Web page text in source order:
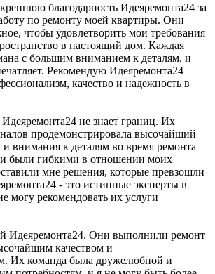
благодарность Идеяремонта24 за
по ремонту моей квартиры. Они
чтобы удовлетворить мои требования
в настоящий дом. Каждая
с большим вниманием к деталям, и
Рекомендую Идеяремонта24
качество и надежность в
не знает границ. Их
продемонстрировала высочайший
и внимания к деталям во время ремонта
были гибкими в отношении моих
мне решения, которые превзошли
- это истинные эксперты в
могу рекомендовать их услуги
Идеяремонта24. Они выполнили ремонт
качеством и
Их команда была дружелюбной и